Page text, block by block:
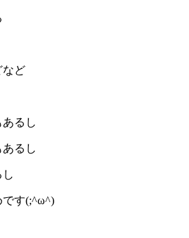
など
るし
るし
です(;^ω^)